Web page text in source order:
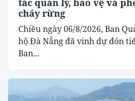
tác quản lý, bảo vệ và
cháy rừng
Chiều ngày 06/8/2026, Ban
hộ Đà Nẵng đã vinh dự đón
Ban...